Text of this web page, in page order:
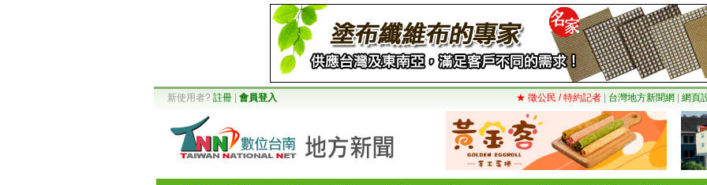
新使用者? 註冊 會員登入 ★ 徵公民 / 特約記者 台灣地方新聞網 網頁